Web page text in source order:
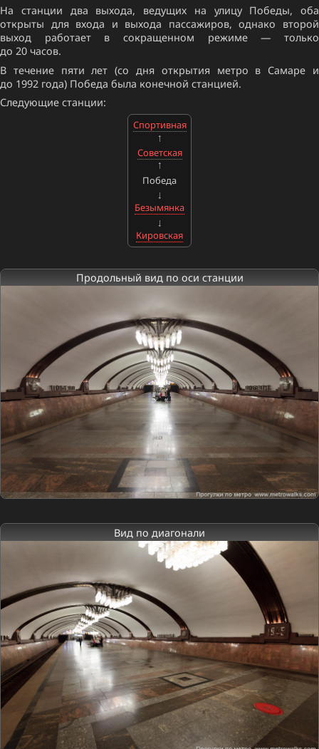
На станции два выхода, ведущих на улицу Победы, оба
открыты для входа и выхода пассажиров, однако второй
выход работает в сокращенном режиме — только
до 20 часов.
В течение пяти лет (со дня открытия метро в Самаре и
до 1992 года) Победа была конечной станцией.
Следующие станции:
Спортивная
Советская
Победа
Безымянка
Кировская
Продольный вид по оси станции
Вид по диагонали